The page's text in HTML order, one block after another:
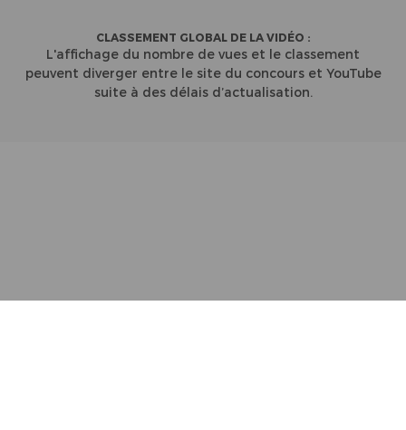
CLASSEMENT GLOBAL DE LA VIDÉO :
L'affichage du nombre de vues et le classement
peuvent diverger entre le site du concours et YouTube
suite à des délais d’actualisation.